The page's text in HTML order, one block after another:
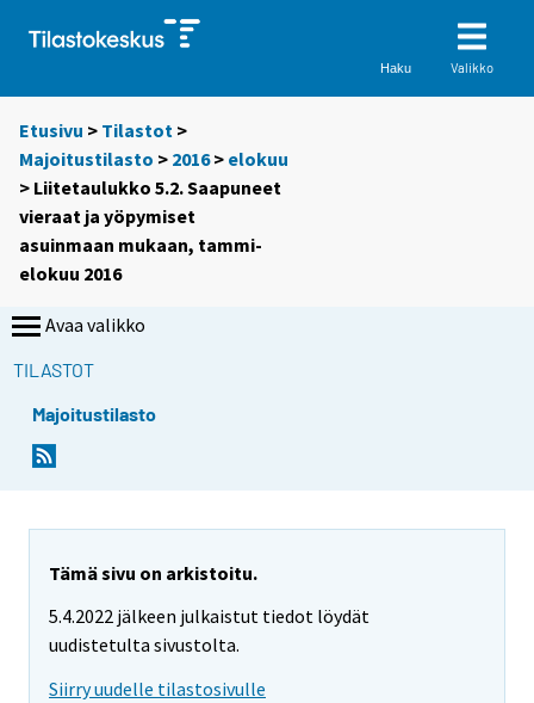
Haku Valikko
Etusivu > Tilastot >
Majoitustilasto > 2016> elokuu
> Liitetaulukko 5.2. Saapuneet
vieraat ja yöpymiset
asuinmaan mukaan, tammi-
elokuu 2016
Avaa valikko
TILASTOT
Majoitustilasto
Tämä sivu on arkistoitu.
5.4.2022 jälkeen julkaistut tiedot löydät
uudistetulta sivustolta.
Siirry uudelle tilastosivulle